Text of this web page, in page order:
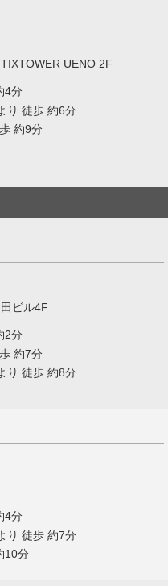
UENO 2F
4分
り 徒歩 約6分
約9分
ビル4F
2分
約7分
り 徒歩 約8分
4分
り 徒歩 約7分
10分